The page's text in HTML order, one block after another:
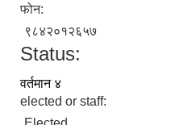
फोन:
९८४२०१२६५७
Status:
वर्तमान ४
elected or staff: